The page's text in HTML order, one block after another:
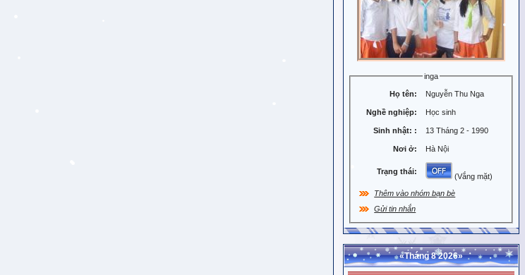
inga
Họ tên: Nguyễn Thu Nga
Nghề nghiệp: Học sinh
Sinh nhật: : 13 Tháng 2 - 1990
Nơi ở: Hà Nội
Trạng thái:
(Vắng mặt)
Thêm vào nhóm bạn bè
Gửi tin nhắn
«Tháng 8 2026»